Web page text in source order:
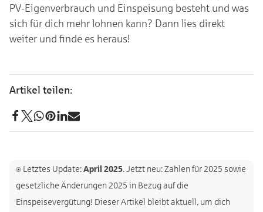
PV-Eigenverbrauch und Einspeisung besteht und was
sich für dich mehr lohnen kann? Dann lies direkt
weiter und finde es heraus!
⍟ Letztes Update:April 2025. Jetzt neu: Zahlen für 2025 sowie
gesetzliche Änderungen 2025 in Bezug auf die
Einspeisevergütung! Dieser Artikel bleibt aktuell, um dich